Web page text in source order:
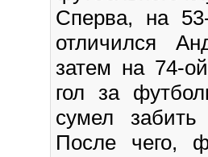
Сперва, на
отличился
затем на 74-
гол за
сумел
После чего,